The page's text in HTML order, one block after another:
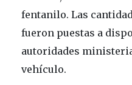
fentanilo. Las
fueron puestas a
autoridades
vehículo.